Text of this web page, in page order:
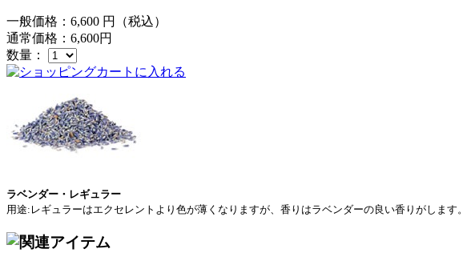
一般価格： 6,600 円（税込）
通常価格： 6,600円
数量：
ラベンダー・レギュラー
用途:レギュラーはエクセレントより色が薄くなりますが、香りはラベンダーの良い香りがします。